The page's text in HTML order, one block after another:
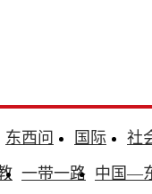
东西问 国际
社
一带一路 中国—